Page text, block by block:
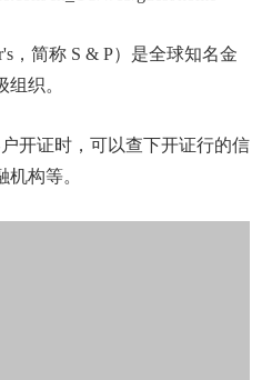
，简称 S & P）是全球知名金
织。
开证时，可以查下开证行的信
机构等。